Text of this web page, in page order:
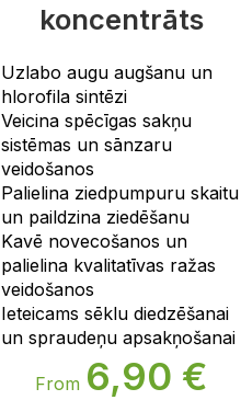
koncentrāts
Uzlabo augu augšanu un
hlorofila sintēzi
Veicina spēcīgas sakņu
sistēmas un sānzaru
veidošanos
Palielina ziedpumpuru skaitu
un paildzina ziedēšanu
Kavē novecošanos un
palielina kvalitatīvas ražas
veidošanos
Ieteicams sēklu diedzēšanai
un spraudeņu apsakņošanai
From 6,90 €